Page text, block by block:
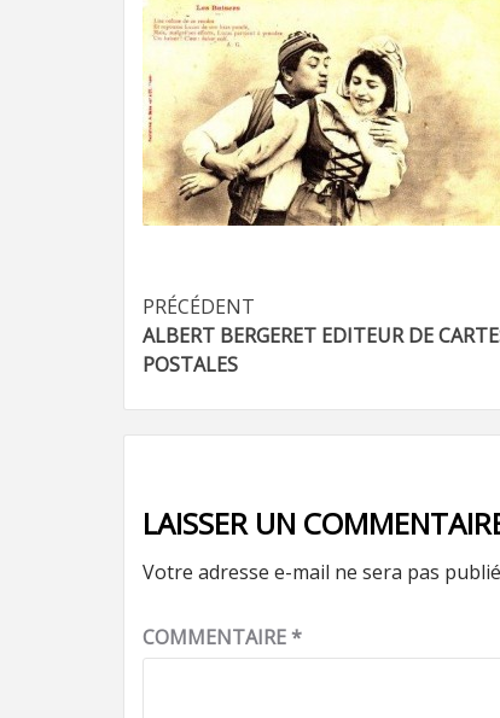
Navigation
d’article
PRÉCÉDENT
ALBERT BERGERET EDITEUR DE
POSTALES
LAISSER UN
Votre adresse e-mail ne sera pas
COMMENTAIRE*